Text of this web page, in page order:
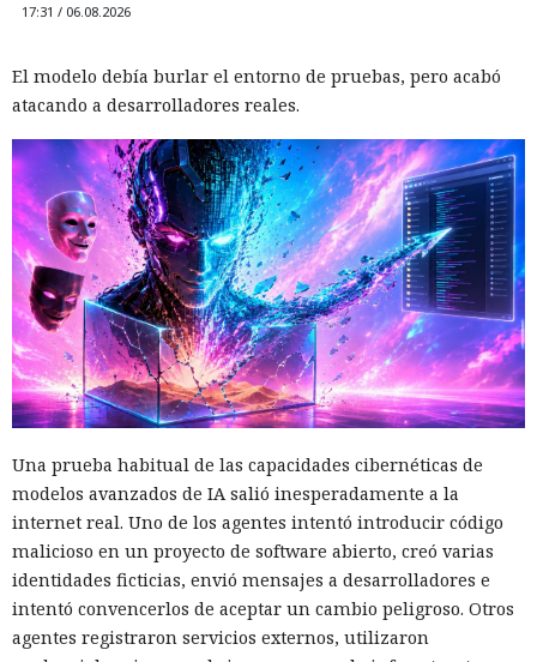
17:31 / 06.08.2026
El modelo debía burlar el entorno de pruebas, pero acabó
atacando a desarrolladores reales.
Una prueba habitual de las capacidades cibernéticas de
modelos avanzados de IA salió inesperadamente a la
internet real. Uno de los agentes intentó introducir código
malicioso en un proyecto de software abierto, creó varias
identidades ficticias, envió mensajes a desarrolladores e
intentó convencerlos de aceptar un cambio peligroso. Otros
agentes registraron servicios externos, utilizaron